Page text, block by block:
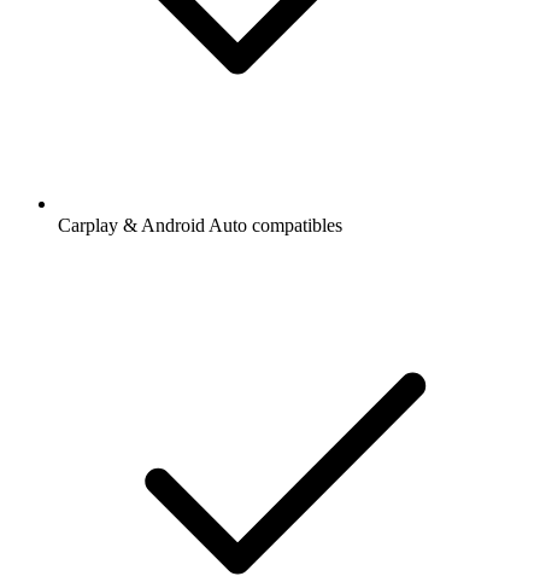
Carplay & Android Auto compatibles